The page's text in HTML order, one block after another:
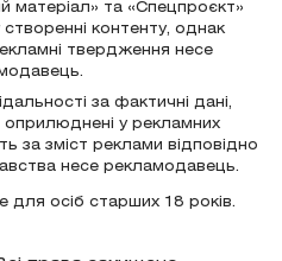
матеріал» та «Спецпроєкт»
контенту, однак
твердження несе
за фактичні дані,
оприлюднені у рекламних
за зміст реклами відповідно
несе рекламодавець.
для осіб старших 18 років.